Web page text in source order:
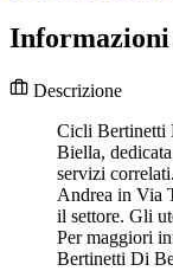
Descrizione
Cicli Bertinetti
Biella,
servizi
Andrea in Via
il settore. Gli
Per maggiori
Bertinetti Di